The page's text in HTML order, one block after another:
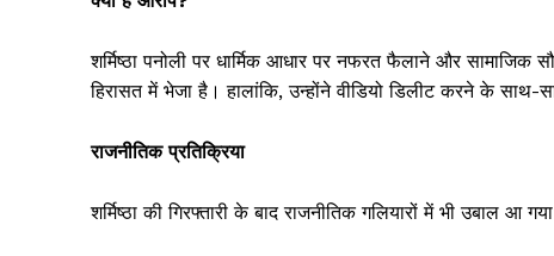
शर्मिष्ठा पनोली पर धार्मिक आधार पर नफरत फैलाने और
हिरासत में भेजा है। हालांकि, उन्होंने वीडियो डिलीट करने के साथ-
राजनीतिक प्रतिक्रिया
शर्मिष्ठा की गिरफ्तारी के बाद राजनीतिक गलियारों में भी उबाल आ